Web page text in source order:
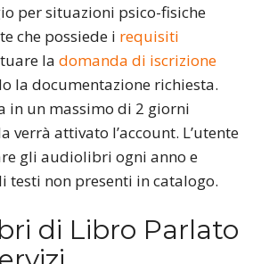
per situazioni psico-fisiche
che possiede i requisiti
la domanda di iscrizione
la documentazione richiesta.
in un massimo di 2 giorni
verrà attivato l’account. L’utente
gli audiolibri ogni anno e
testi non presenti in catalogo.
di Libro Parlato